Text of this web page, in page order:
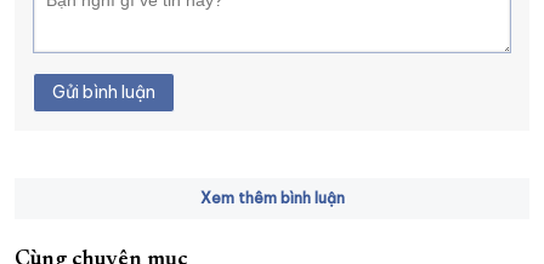
Gửi bình luận
Xem thêm bình luận